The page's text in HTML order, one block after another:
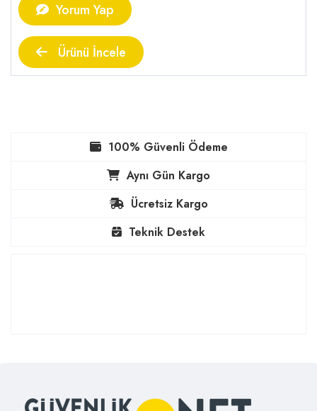
Yorum Yap
Ürünü İncele
100% Güvenli Ödeme
Aynı Gün Kargo
Ücretsiz Kargo
Teknik Destek